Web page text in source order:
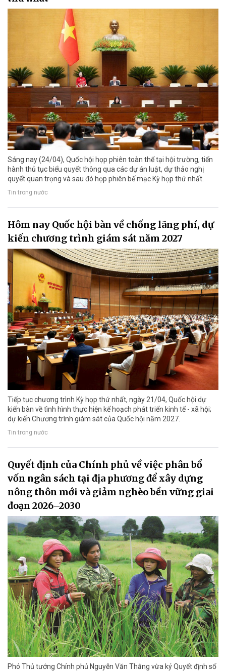
Sáng nay (24/04), Quốc hội họp phiên toàn thể tại hội trường, tiến
hành thủ tục biểu quyết thông qua các dự án luật, dự thảo nghị
quyết quan trọng và sau đó họp phiên bế mạc Kỳ họp thứ nhất.
Tin trong nước
Hôm nay Quốc hội bàn về chống lãng phí, dự
kiến chương trình giám sát năm 2027
Tiếp tục chương trình Kỳ họp thứ nhất, ngày 21/04, Quốc hội dự
kiến bàn về tình hình thực hiện kế hoạch phát triển kinh tế - xã hội;
dự kiến Chương trình giám sát của Quốc hội năm 2027.
Tin trong nước
Quyết định của Chính phủ về việc phân bổ
vốn ngân sách tại địa phương để xây dựng
nông thôn mới và giảm nghèo bền vững giai
đoạn 2026–2030
Phó Thủ tướng Chính phủ Nguyễn Văn Thắng vừa ký Quyết định số